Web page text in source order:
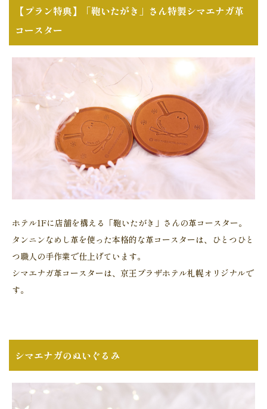
【プラン特典】「鞄いたがき」さん特製シマエナガ革
コースター
ホテル1Fに店舗を構える「鞄いたがき」さんの革コースター。
タンニンなめし革を使った本格的な革コースターは、ひとつひと
つ職人の手作業で仕上げています。
シマエナガ革コースターは、京王プラザホテル札幌オリジナルで
す。
シマエナガのぬいぐるみ